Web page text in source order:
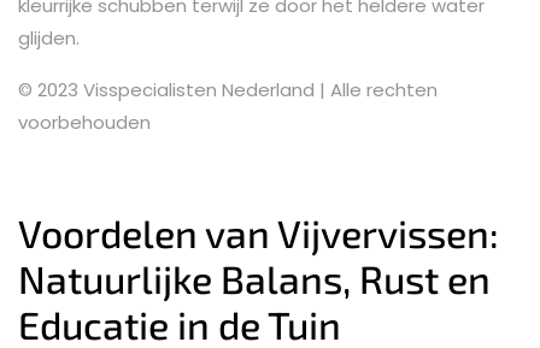
kleurrijke schubben terwijl ze door het heldere water
glijden.
© 2023 Visspecialisten Nederland | Alle rechten
voorbehouden
Voordelen van Vijvervissen:
Natuurlijke Balans, Rust en
Educatie in de Tuin